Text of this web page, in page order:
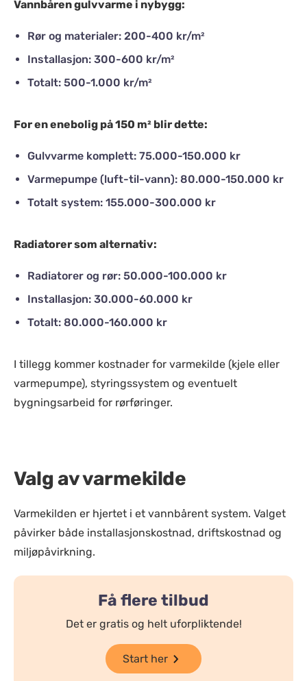
Vannbåren gulvvarme i nybygg:
Rør og materialer: 200-400 kr/m²
Installasjon: 300-600 kr/m²
Totalt: 500-1.000 kr/m²
For en enebolig på 150 m² blir dette:
Gulvvarme komplett: 75.000-150.000 kr
Varmepumpe (luft-til-vann): 80.000-150.000 kr
Totalt system: 155.000-300.000 kr
Radiatorer som alternativ:
Radiatorer og rør: 50.000-100.000 kr
Installasjon: 30.000-60.000 kr
Totalt: 80.000-160.000 kr
I tillegg kommer kostnader for varmekilde (kjele eller
varmepumpe), styringssystem og eventuelt
bygningsarbeid for rørføringer.
Valg av varmekilde
Varmekilden er hjertet i et vannbårent system. Valget
påvirker både installasjonskostnad, driftskostnad og
miljøpåvirkning.
Få flere tilbud
Det er gratis og helt uforpliktende!
Start her